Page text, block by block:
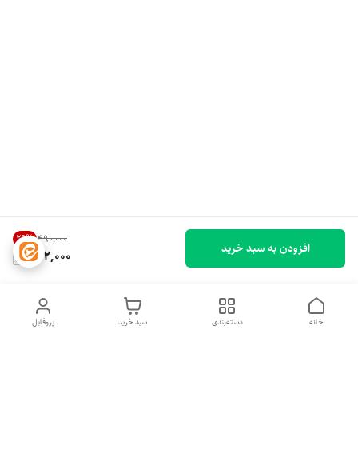
۴۹۰٬۰۰۰ 26%
362,000 افزودن به سبد خرید
پروفایل سبد خرید دسته‌بندی خانه